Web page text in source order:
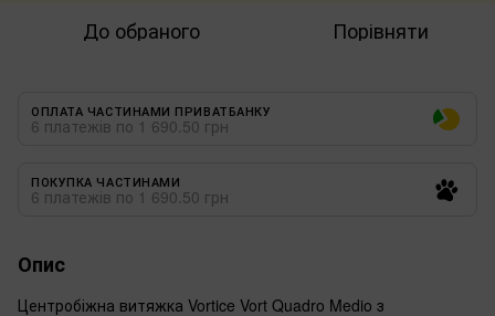
До обраного Порівняти
ОПЛАТА ЧАСТИНАМИ ПРИВАТБАНКУ
6 платежів по 1 690.50 грн
ПОКУПКА ЧАСТИНАМИ
6 платежів по 1 690.50 грн
Опис
Центробіжна витяжка Vortice Vort Quadro Medio з